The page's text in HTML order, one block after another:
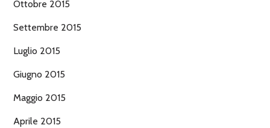
Ottobre 2015
Settembre 2015
Luglio 2015
Giugno 2015
Maggio 2015
Aprile 2015